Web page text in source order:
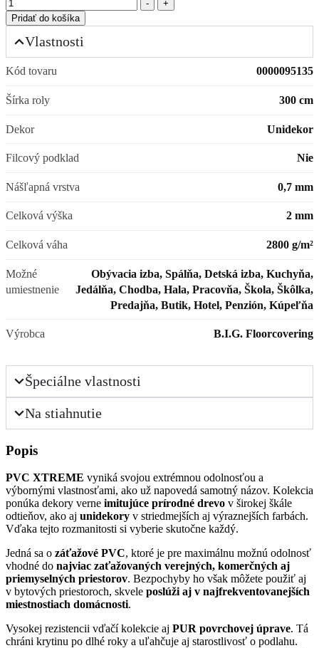
-
+
Pridať do košíka
Vlastnosti
Kód tovaru 0000095135
Šírka roly 300 cm
Dekor Unidekor
Filcový podklad Nie
Nášľapná vrstva 0,7 mm
Celková výška 2 mm
Celková váha 2800 g/m²
Možné
umiestnenie
Obývacia izba, Spálňa, Detská izba, Kuchyňa,
Jedálňa, Chodba, Hala, Pracovňa, Škola, Škôlka,
Predajňa, Butik, Hotel, Penzión, Kúpeľňa
Výrobca B.I.G. Floorcovering
Špeciálne vlastnosti
Na stiahnutie
Popis
PVC XTREME vyniká svojou extrémnou odolnosťou a
výbornými vlastnosťami, ako už napovedá samotný názov. Kolekcia
ponúka dekory verne imitujúce prírodné drevo v širokej škále
odtieňov, ako aj unidekory v striedmejších aj výraznejších farbách.
Vďaka tejto rozmanitosti si vyberie skutočne každý.
Jedná sa o záťažové PVC, ktoré je pre maximálnu možnú odolnosť
vhodné do najviac zaťažovaných verejných, komerčných aj
priemyselných priestorov. Bezpochyby ho však môžete použiť aj
v bytových priestoroch, skvele poslúži aj v najfrekventovanejších
miestnostiach domácnosti.
Vysokej rezistencii vďačí kolekcie aj PUR povrchovej úprave. Tá
chráni krytinu po dlhé roky a uľahčuje aj starostlivosť o podlahu.